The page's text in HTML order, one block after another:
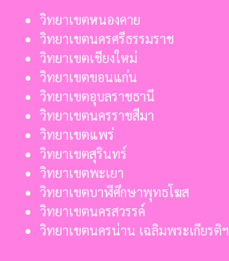
วิทยาเขตหนองคาย
วิทยาเขตนครศรีธรรมราช
วิทยาเขตเชียงใหม่
วิทยาเขตขอนแก่น
วิทยาเขตอุบลราชธานี
วิทยาเขตนครราชสีมา
วิทยาเขตแพร่
วิทยาเขตสุรินทร์
วิทยาเขตพะเยา
วิทยาเขตบาฬีศึกษาพุทธโฆส
วิทยาเขตนครสวรรค์
วิทยาเขตนครน่าน เฉลิมพระเกียรติฯ